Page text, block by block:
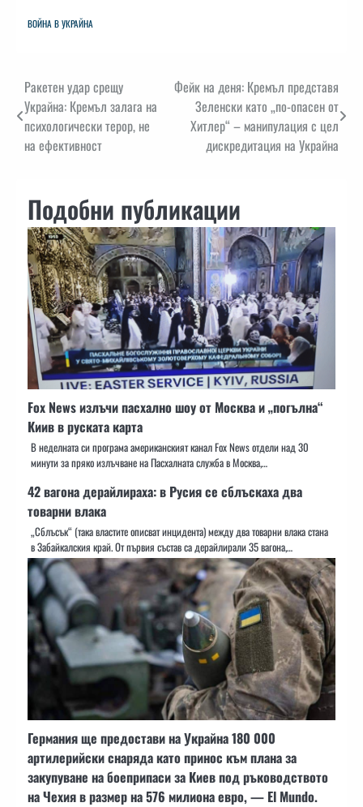
ВОЙНА В УКРАЙНА
Навигация
Ракетен удар срещу
Украйна: Кремъл залага на
психологически терор, не
на ефективност
Фейк на деня: Кремъл представя
Зеленски като „по-опасен от
Хитлер“ – манипулация с цел
дискредитация на Украйна
Подобни публикации
Fox News излъчи пасхално шоу от Москва и „погълна“
Киив в руската карта
В неделната си програма американският канал Fox News отдели над 30
минути за пряко излъчване на Пасхалната служба в Москва,…
42 вагона дерайлираха: в Русия се сблъскаха два
товарни влака
„Сблъсък“ (така властите описват инцидента) между два товарни влака стана
в Забайкалския край. От първия състав са дерайлирали 35 вагона,…
Германия ще предостави на Украйна 180 000
артилерийски снаряда като принос към плана за
закупуване на боеприпаси за Киев под ръководството
на Чехия в размер на 576 милиона евро, — El Mundo.